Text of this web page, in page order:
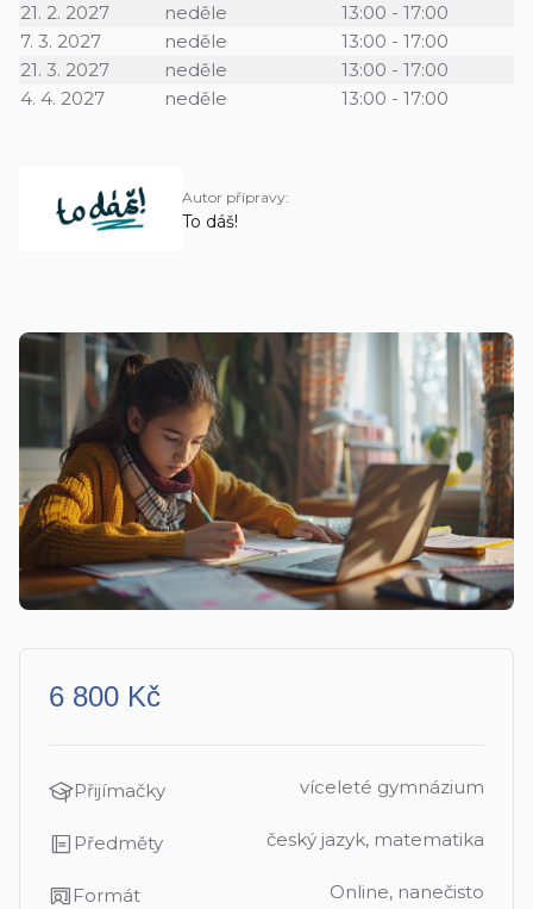
21. 2. 2027
neděle
13:00 - 17:00
7. 3. 2027
neděle
13:00 - 17:00
21. 3. 2027
neděle
13:00 - 17:00
4. 4. 2027
neděle 13:00 - 17:00
Autor přípravy:
To dáš!
6 800 Kč
Přijímačky víceleté gymnázium
Předměty český jazyk, matematika
Formát Online, nanečisto